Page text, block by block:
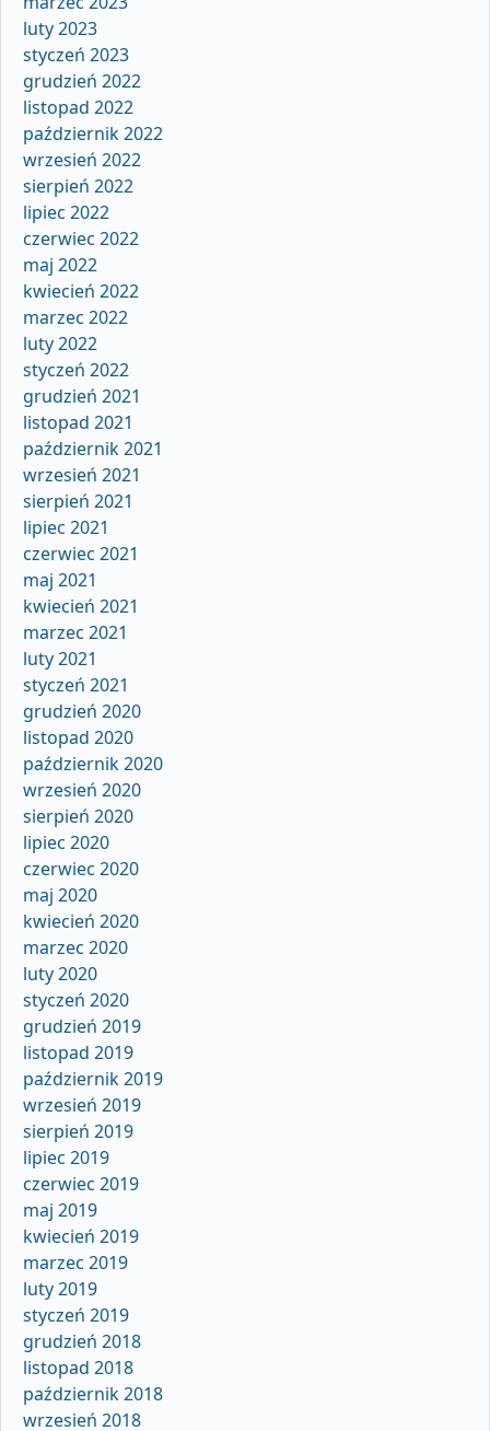
luty 2023
styczeń 2023
grudzień 2022
listopad 2022
październik 2022
wrzesień 2022
sierpień 2022
lipiec 2022
czerwiec 2022
maj 2022
kwiecień 2022
marzec 2022
luty 2022
styczeń 2022
grudzień 2021
listopad 2021
październik 2021
wrzesień 2021
sierpień 2021
lipiec 2021
czerwiec 2021
maj 2021
kwiecień 2021
marzec 2021
luty 2021
styczeń 2021
grudzień 2020
listopad 2020
październik 2020
wrzesień 2020
sierpień 2020
lipiec 2020
czerwiec 2020
maj 2020
kwiecień 2020
marzec 2020
luty 2020
styczeń 2020
grudzień 2019
listopad 2019
październik 2019
wrzesień 2019
sierpień 2019
lipiec 2019
czerwiec 2019
maj 2019
kwiecień 2019
marzec 2019
luty 2019
styczeń 2019
grudzień 2018
listopad 2018
październik 2018
wrzesień 2018